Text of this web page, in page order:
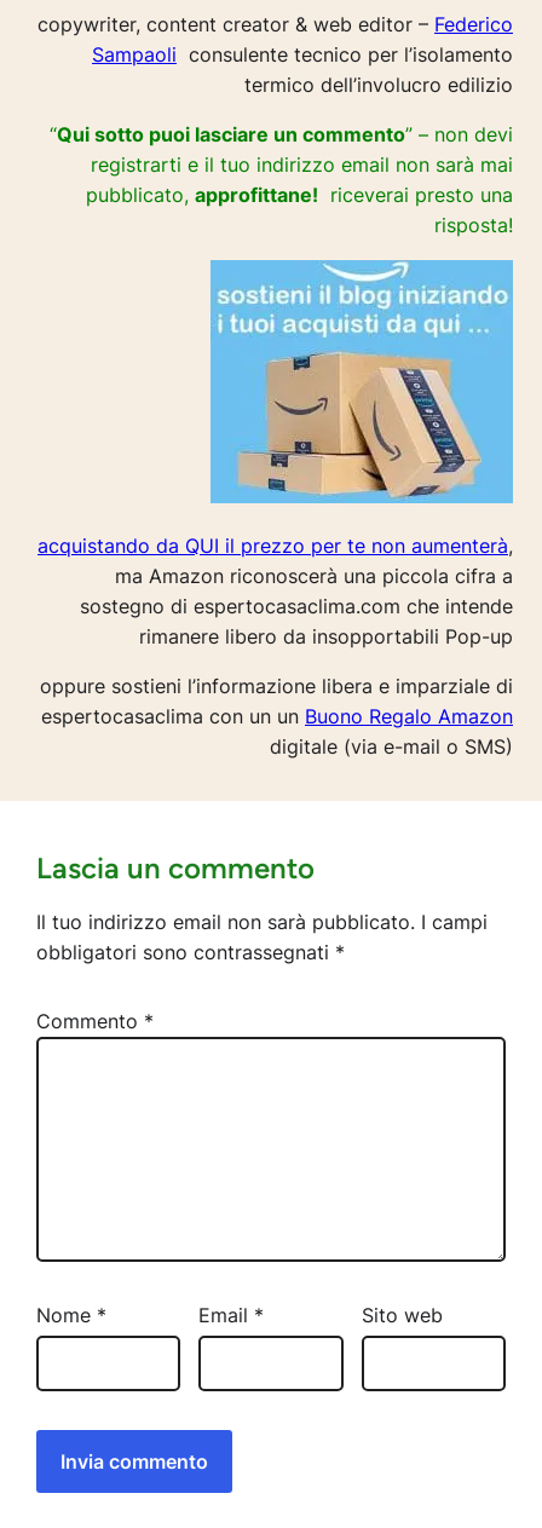
copywriter, content creator & web editor – Federico
Sampaoli consulente tecnico per l’isolamento
termico dell’involucro edilizio
“Qui sotto puoi lasciare un commento” – non devi
registrarti e il tuo indirizzo email non sarà mai
pubblicato, approfittane! riceverai presto una
risposta!
acquistando da QUI il prezzo per te non aumenterà,
ma Amazon riconoscerà una piccola cifra a
sostegno di espertocasaclima.com che intende
rimanere libero da insopportabili Pop-up
oppure sostieni l’informazione libera e imparziale di
espertocasaclima con un un Buono Regalo Amazon
digitale (via e-mail o SMS)
Lascia un commento
Il tuo indirizzo email non sarà pubblicato. I campi
obbligatori sono contrassegnati *
Commento *
Nome * Email * Sito web